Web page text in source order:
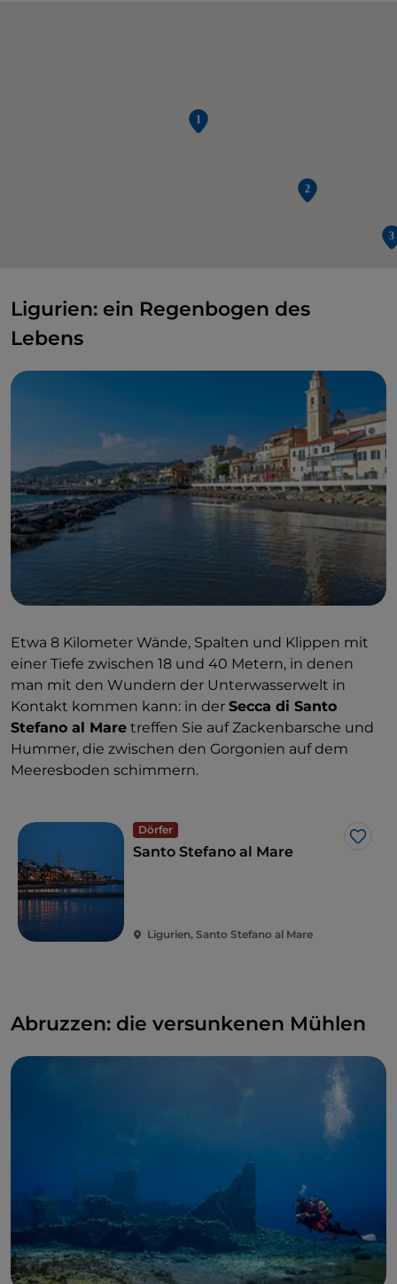
Ligurien: ein Regenbogen des
Lebens
Etwa 8 Kilometer Wände, Spalten und Klippen mit
einer Tiefe zwischen 18 und 40 Metern, in denen
man mit den Wundern der Unterwasserwelt in
Kontakt kommen kann: in der Secca di Santo
Stefano al Mare treffen Sie auf Zackenbarsche und
Hummer, die zwischen den Gorgonien auf dem
Meeresboden schimmern.
Dörfer
Like
Santo Stefano al Mare
Ligurien, Santo Stefano al Mare
Abruzzen: die versunkenen Mühlen